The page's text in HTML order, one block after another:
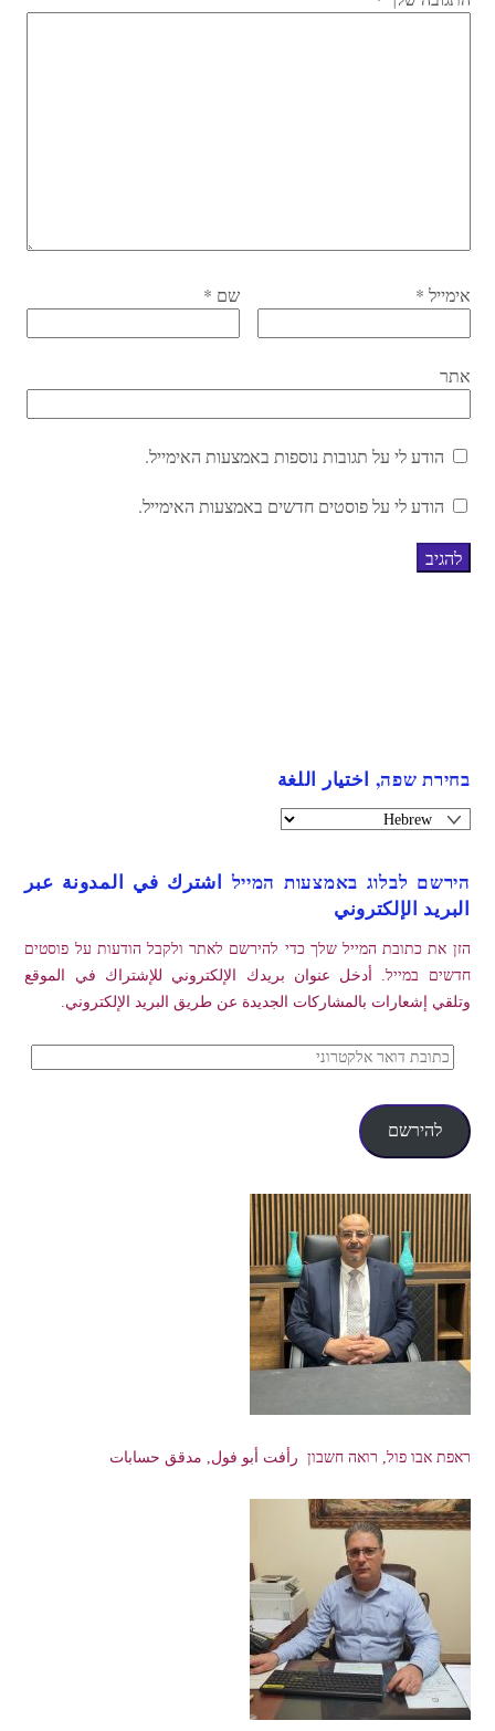
שם * אימייל *
אתר
הודע לי על תגובות נוספות באמצעות האימייל.
הודע לי על פוסטים חדשים באמצעות האימייל.
בחירת שפה, اختيار اللغة
הירשם לבלוג באמצעות המייל اشترك في المدونة عبر
البريد الإلكتروني
הזן את כתובת המייל שלך כדי להירשם לאתר ולקבל הודעות על פוסטים
חדשים במייל. أدخل عنوان بريدك الإلكتروني للإشتراك في الموقع
وتلقي إشعارات بالمشاركات الجديدة عن طريق البريد الإلكتروني.
כתובת
אלקטרוני
להירשם
ראפת אבו פול, רואה חשבון رأفت أبو فول, مدقق حسابات